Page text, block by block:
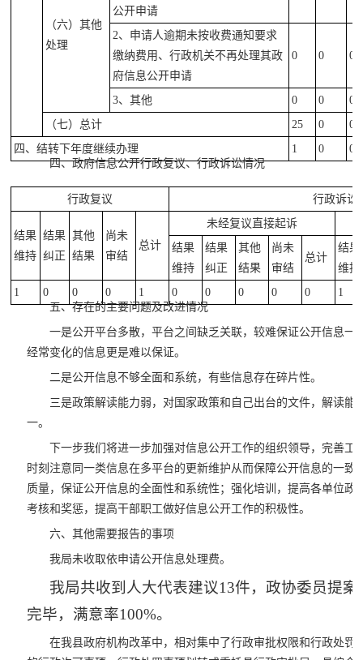
（六）其他
处理
公开申请
2、申请人逾期未按收费通知要求
缴纳费用、行政机关不再处理其政
府信息公开申请
0 0 0
3、其他 0 0
0
（七）总计
25 0
0
四、结转下年度继续办理
1 0
0
四、政府信息公开行政复议、行政诉讼情况
行政复议 行政诉讼
结果
维持
结果
纠正
其他
结果
尚未
审结
总计
未经复议直接起诉
结果
维持
结果
纠正
其他
结果
尚未
审结
总计
结果
维持
1
0 0 0 1 0 0 0 0 0
1
五、存在的主要问题及改进情况
一是公开平台多散，平台之间缺乏关联，较难保证公开信息一
经常变化的信息更是难以保证。
二是公开信息不够全面和系统，有些信息存在碎片性。
三是政策解读能力弱，对国家政策和自己出台的文件，解读能
一。
下一步我们将进一步加强对信息公开工作的组织领导，完善工
时刻注意同一类信息在多平台的更新维护从而保障公开信息的一致
质量，保证公开信息的全面性和系统性；强化培训，提高各单位政
考核和奖惩，提高干部职工做好信息公开工作的积极性。
六、其他需要报告的事项
我局未收取依申请公开信息处理费。
我局共收到人大代表建议13件，政协委员提
完毕，满意率100%。
在我县政府机构改革中，相对集中了行政审批权限和行政处罚